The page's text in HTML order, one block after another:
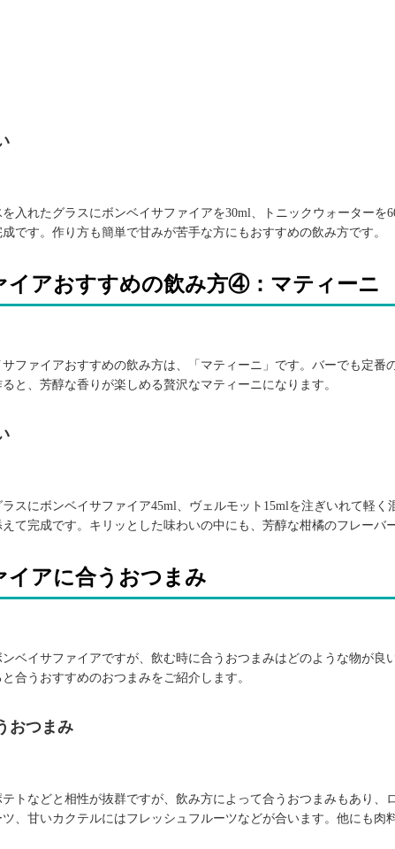
入れたグラスにボンベイサファイアを30ml、トニックウォーターを
です。作り方も簡単で甘みが苦手な方にもおすすめの飲み方です。
イアおすすめの飲み方④：マティーニ
ファイアおすすめの飲み方は、「マティーニ」です。バーでも定番
と、芳醇な香りが楽しめる贅沢なマティーニになります。
Y_BlXsZ/
スにボンベイサファイア45ml、ヴェルモット15mlを注ぎいれて軽く
て完成です。キリッとした味わいの中にも、芳醇な柑橘のフレーバ
イアに合うおつまみ
ベイサファイアですが、飲む時に合うおつまみはどのような物が良
合うおすすめのおつまみをご紹介します。
おつまみ
トなどと相性が抜群ですが、飲み方によって合うおつまみもあり、
、甘いカクテルにはフレッシュフルーツなどが合います。他にも肉